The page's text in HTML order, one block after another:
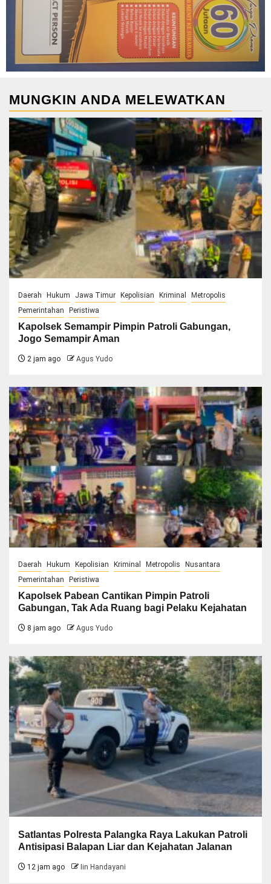
MUNGKIN ANDA MELEWATKAN
Daerah Hukum Jawa Timur Kepolisian Kriminal
Metropolis
Pemerintahan
Peristiwa
Kapolsek Semampir Pimpin Patroli Gabungan,
Jogo Semampir Aman
2 jam ago Agus Yudo
Daerah Hukum Kepolisian Kriminal Metropolis
Nusantara
Pemerintahan
Peristiwa
Kapolsek Pabean Cantikan Pimpin Patroli
Gabungan, Tak Ada Ruang bagi Pelaku Kejahatan
8 jam ago Agus Yudo
Satlantas Polresta Palangka Raya Lakukan Patroli
Antisipasi Balapan Liar dan Kejahatan Jalanan
12 jam ago Iin Handayani